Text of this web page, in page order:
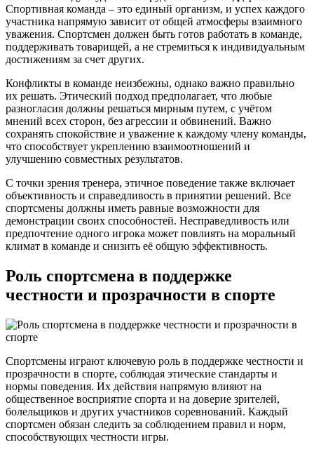
Спортивная команда – это единый организм, и успех каждого
участника напрямую зависит от общей атмосферы взаимного
уважения. Спортсмен должен быть готов работать в команде,
поддерживать товарищей, а не стремиться к индивидуальным
достижениям за счет других.
Конфликты в команде неизбежны, однако важно правильно
их решать. Этический подход предполагает, что любые
разногласия должны решаться мирным путем, с учётом
мнений всех сторон, без агрессии и обвинений. Важно
сохранять спокойствие и уважение к каждому члену команды,
что способствует укреплению взаимоотношений и
улучшению совместных результатов.
С точки зрения тренера, этичное поведение также включает
объективность и справедливость в принятии решений. Все
спортсмены должны иметь равные возможности для
демонстрации своих способностей. Несправедливость или
предпочтение одного игрока может повлиять на моральный
климат в команде и снизить её общую эффективность.
Роль спортсмена в поддержке
честности и прозрачности в спорте
Спортсмены играют ключевую роль в поддержке честности и
прозрачности в спорте, соблюдая этические стандарты и
нормы поведения. Их действия напрямую влияют на
общественное восприятие спорта и на доверие зрителей,
болельщиков и других участников соревнований. Каждый
спортсмен обязан следить за соблюдением правил и норм,
способствующих честности игры.